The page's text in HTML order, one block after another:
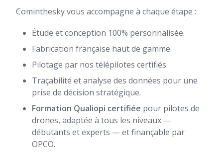
Cominthesky vous accompagne à chaque étape :
Étude et conception 100% personnalisée.
Fabrication française haut de gamme.
Pilotage par nos télépilotes certifiés.
Traçabilité et analyse des données pour une
prise de décision stratégique.
Formation Qualiopi certifiée pour pilotes de
drones, adaptée à tous les niveaux —
débutants et experts — et finançable par
OPCO.